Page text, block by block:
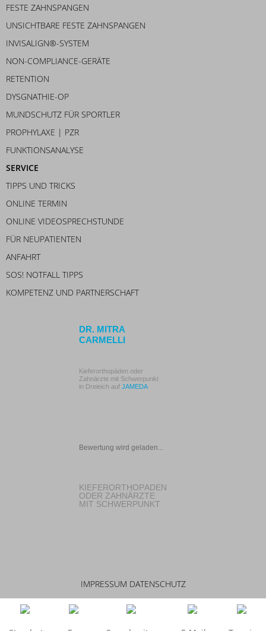
FESTE ZAHNSPANGEN
UNSICHTBARE FESTE ZAHNSPANGEN
INVISALIGN®-SYSTEM
NON-COMPLIANCE-GERÄTE
RETENTION
DYSGNATHIE-OP
MUNDSCHUTZ FÜR SPORTLER
PROPHYLAXE | PZR
FUNKTIONSANALYSE
SERVICE
TIPPS UND TRICKS
ONLINE TERMIN
ONLINE VIDEOSPRECHSTUNDE
FÜR NEUPATIENTEN
ANFAHRT
SOS! NOTFALL TIPPS
KOMPETENZ UND PARTNERSCHAFT
DR. MITRA
CARMELLI
Kieferorthopäden oder
Zahnärzte mit Schwerpunkt
in Dreieich auf JAMEDA
Bewertung wird geladen...
KIEFERORTHOPÄDEN
ODER ZAHNÄRZTE
MIT SCHWERPUNKT
IMPRESSUM DATENSCHUTZ